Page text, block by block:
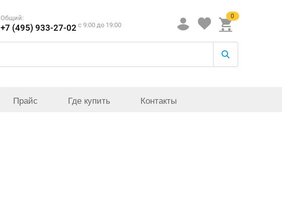
Общий:
+7 (495) 933-27-02 c 9:00 до 19:00
0
Прайс Где купить Контакты